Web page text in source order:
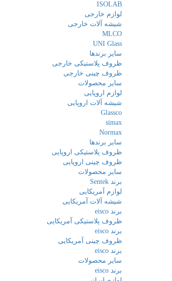
ISOLAB
لوازم خارجی
شیشه آلات خارجی
MLCO
UNI Glass
سایر برندها
ظروف پلاستیکی خارجی
ظروف چینی خارجی
سایر محصولات
لوازم اروپایی
شیشه آلات اروپایی
Glassco
simax
Normax
سایر برندها
ظروف پلاستیکی اروپایی
ظروف چینی اروپایی
سایر محصولات
برند Sentek
لوازم آمریکایی
شیشه آلات آمریکایی
برند eisco
ظروف پلاستیکی آمریکایی
برند eisco
ظروف چینی آمریکایی
برند eisco
سایر محصولات
برند eisco